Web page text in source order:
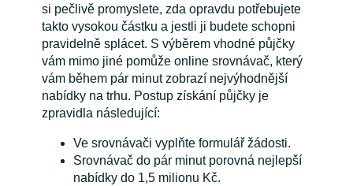
si pečlivě promyslete, zda opravdu potřebujete
takto vysokou částku a jestli ji budete schopni
pravidelně splácet. S výběrem vhodné půjčky
vám mimo jiné pomůže online srovnávač, který
vám během pár minut zobrazí nejvýhodnější
nabídky na trhu. Postup získání půjčky je
zpravidla následující:
Ve srovnávači vyplňte formulář žádosti.
Srovnávač do pár minut porovná nejlepší
nabídky do 1,5 milionu Kč.